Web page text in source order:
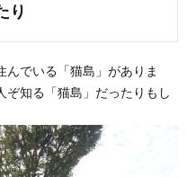
り
んでいる「猫島」がありま
知る「猫島」だったりもし